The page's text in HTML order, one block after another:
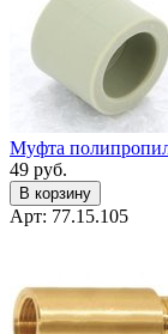
Муфта
49 руб.
В корзину
Арт: 77.15.105